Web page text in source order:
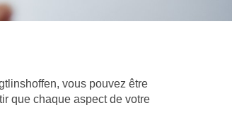
vous pouvez être
que chaque aspect de votre